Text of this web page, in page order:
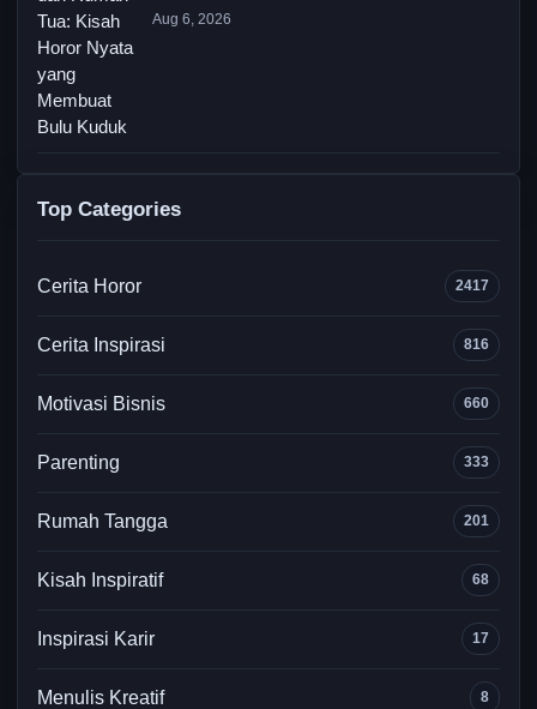
Aug 6, 2026
Top Categories
Cerita Horor 2417
Cerita Inspirasi 816
Motivasi Bisnis 660
Parenting 333
Rumah Tangga 201
Kisah Inspiratif 68
Inspirasi Karir 17
Menulis Kreatif 8